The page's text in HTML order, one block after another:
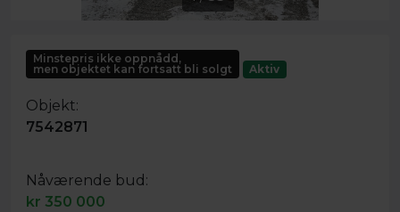
Minstepris ikke oppnådd,
men objektet kan fortsatt bli solgt
Aktiv
Objekt:
7542871
Nåværende bud:
kr 350 000